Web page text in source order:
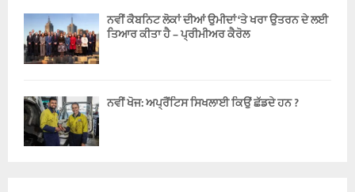
ਨਵੀਂ ਕੈਬਨਿਟ ਲੋਕਾਂ ਦੀਆਂ ਉਮੀਦਾਂ ‘ਤੇ ਖਰਾ ਉਤਰਨ ਦੇ ਲਈ
ਤਿਆਰ ਕੀਤਾ ਹੈ – ਪ੍ਰੀਮੀਅਰ ਕੈਰੋਲ
ਨਵੀਂ ਖੋਜ: ਅਪ੍ਰੈਂਟਿਸ ਸਿਖਲਾਈ ਕਿਉਂ ਛੱਡਦੇ ਹਨ ?